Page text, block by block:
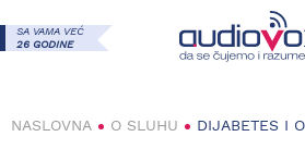
SA VAMA VEĆ
26 GODINE
NASLOVNA O SLUHU DIJABETES I